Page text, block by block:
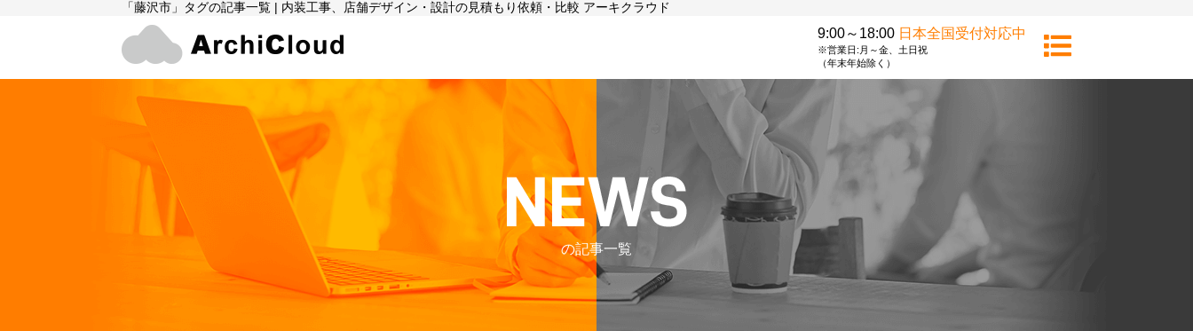
「藤沢市」タグの記事一覧 | 内装工事、店舗デザイン・設計の見積もり依頼・比較 アーキクラウド
9:00～18:00 日本全国受付対応中
※営業日:月～金、土日祝
（年末年始除く）
の記事一覧